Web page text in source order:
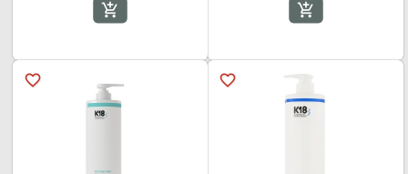
add_shopping_cart
add_shopping_cart
favorite_border
favorite_border